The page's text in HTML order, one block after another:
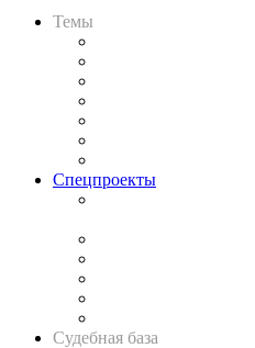
Темы
Спецпроекты
Судебная база